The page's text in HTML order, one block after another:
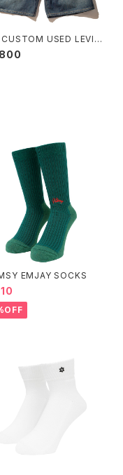
USED LEVI'S
SHORT C
EMJAY SOCKS